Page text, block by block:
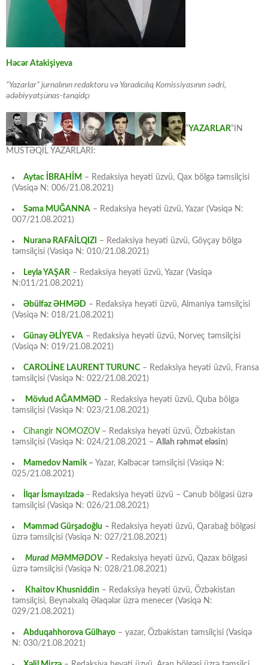
Həcər Atakişiyeva
“Yazarlar” jurnalının redaktoru və Yaradıcılıq Komissiyasının sədri,
ədəbiyyatşünas-tənqidçı
“YAZARLAR“IN
MÜSTƏQİL YAZARLARI:
Aytac İBRAHİM – Redaksiya heyəti üzvü, Qax bölgə təmsilçisi
(Vəsiqə N: 006/21.08.2021)
Səma MUĞANNA – Redaksiya heyəti üzvü, Yazar (Vəsiqə N:
007/21.08.2021)
Nuranə RAFAİLQIZI
– Redaksiya heyəti üzvü, Göyçay bölgə
təmsilçisi (Vəsiqə N: 010/21.08.2021)
Leyla YAŞAR – Redaksiya heyəti üzvü, Yazar (Vəsiqə
N:011/21.08.2021)
Əbülfəz ƏHMƏD – Redaksiya heyəti üzvü, Almaniya təmsilçisi
(Vəsiqə N: 018/21.08.2021)
Günay ƏLİYEVA – Redaksiya heyəti üzvü, Norveç təmsilçisi
(Vəsiqə N: 019/21.08.2021)
CAROLİNE LAURENT TURUNC – Redaksiya heyəti üzvü, Fransa
təmsilçisi (Vəsiqə N: 022/21.08.2021)
Mövlud AĞAMMƏD – Redaksiya heyəti üzvü, Quba bölgə
təmsilçisi (Vəsiqə N: 023/21.08.2021)
Cihangir NOMOZOV– Redaksiya heyəti üzvü, Özbəkistan
təmsilçisi (Vəsiqə N: 024/21.08.2021 – Allah rəhmət eləsin)
Mamedov Namik– Yazar, Kəlbəcər təmsilçisi (Vəsiqə N:
025/21.08.2021)
İlqar İsmayılzadə – Redaksiya heyəti üzvü – Cənub bölgəsi üzrə
təmsilçisi (Vəsiqə N: 026/21.08.2021)
Məmməd Gürşadoğlu – Redaksiya heyəti üzvü, Qarabağ bölgəsi
üzrə təmsilçisi (Vəsiqə N: 027/21.08.2021)
Murad MƏMMƏDOV – Redaksiya heyəti üzvü, Qazax bölgəsi
üzrə təmsilçisi (Vəsiqə N: 028/21.08.2021)
Khaitov Khusniddin – Redaksiya heyəti üzvü, Özbəkistan
təmsilçisi, Beynəlxalq Əlaqələr üzrə menecer (Vəsiqə N:
029/21.08.2021)
Abduqahhorova Gülhayo – yazar, Özbəkistan təmsilçisi (Vəsiqə
N: 030/21.08.2021)